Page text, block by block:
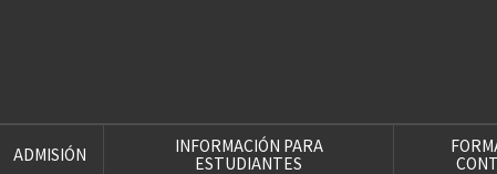
ADMISIÓN
INFORMACIÓN PARA
ESTUDIANTES